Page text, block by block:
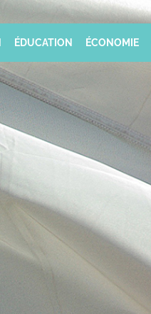
ÉDUCATION ÉCONOMIE